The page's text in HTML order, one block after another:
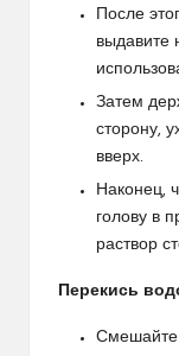
После
выдавите
Затем
сторону,
вверх.
Наконец,
голову в
раствор
Перекись
Смешайте